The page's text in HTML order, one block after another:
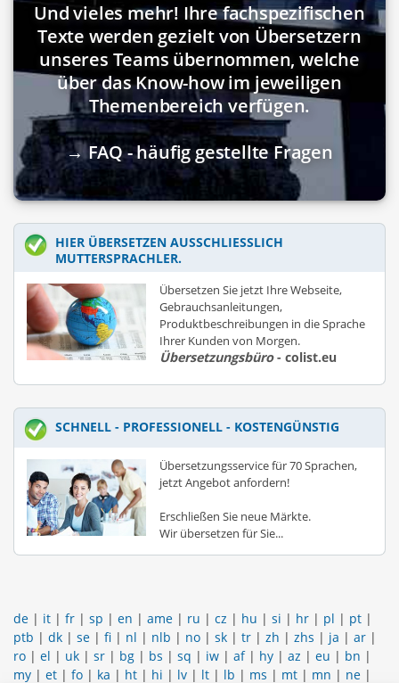
Und vieles mehr! Ihre fachspezifischen
Texte werden gezielt von Übersetzern
unseres Teams übernommen, welche
über das Know-how im jeweiligen
Themenbereich verfügen.
→ FAQ - häufig gestellte Fragen
HIER ÜBERSETZEN AUSSCHLIESSLICH M
UTTERSPRACHLER.
Übersetzen Sie jetzt Ihre Webseite,
Gebrauchsanleitungen,
Produktbeschreibungen in die Sprache
Ihrer Kunden von Morgen.
Übersetzungsbüro- colist.eu
SCHNELL - PROFESSIONELL - KOSTENGÜNSTIG
Übersetzungsservice für 70 Sprachen,
jetzt Angebot anfordern!
Erschließen Sie neue Märkte.
Wir übersetzen für Sie...
de | it | fr | sp | en | ame | ru | cz | hu | si | hr | pl | pt |
ptb | dk | se | fi | nl | nlb | no | sk | tr | zh | zhs | ja | ar |
ro | el | uk | sr | bg | bs | sq | iw | af| hy | az | eu | bn |
my | et | fo | ka | ht | hi | lv | lt | lb | ms | mt | mn | ne |